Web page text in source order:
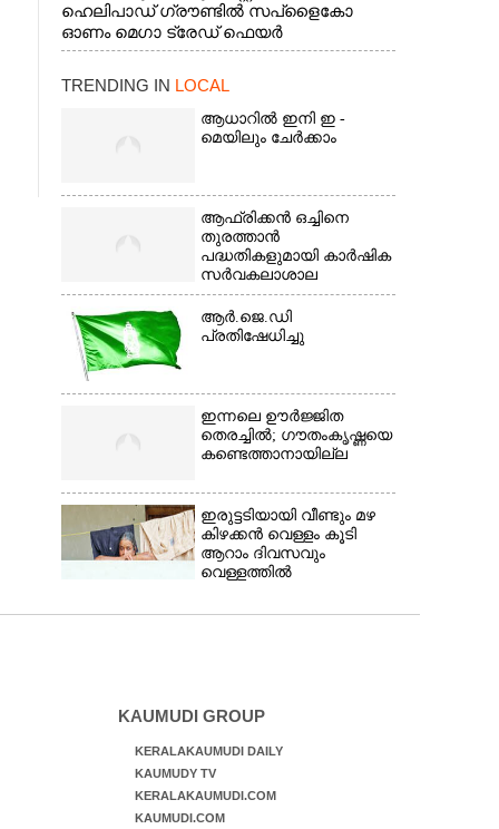
ഹെലിപാഡ് ഗ്രൗണ്ടിൽ സപ്ളൈകോ
ഓണം മെഗാ ട്രേഡ് ഫെയർ
സംസ്ഥാനതല ഉദ്ഘാടനം നിർവഹിച്ച്
സതീശൻ. മന്ത്രി അനൂപ് ജേക്കബ് സമീപം
TRENDING IN LOCAL
ആധാറിൽ ഇനി ഇ -
മെയിലും ചേർക്കാം
ആഫ്രിക്കൻ ഒച്ചിനെ
തുരത്താൻ
പദ്ധതികളുമായി കാർഷിക
സർവകലാശാല
ആർ.ജെ.ഡി
പ്രതിഷേധിച്ചു
ഇന്നലെ ഊർജ്ജിത
തെരച്ചിൽ; ഗൗതംകൃഷ്ണയെ
കണ്ടെത്താനായില്ല
ഇരുട്ടടിയായി വീണ്ടും മഴ
കിഴക്കൻ വെള്ളം കൂടി
ആറാം ദിവസവും
വെള്ളത്തിൽ
KAUMUDI GROUP
KERALAKAUMUDI DAILY
KAUMUDY TV
KERALAKAUMUDI.COM
KAUMUDI.COM